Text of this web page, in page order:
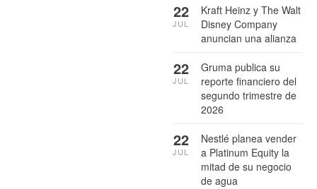
Kraft Heinz y The Walt
Disney Company
anuncian una alianza
22
JUL
Gruma publica su
reporte financiero del
segundo trimestre de
2026
22
JUL
Nestlé planea vender
a Platinum Equity la
mitad de su negocio
de agua
22
JUL